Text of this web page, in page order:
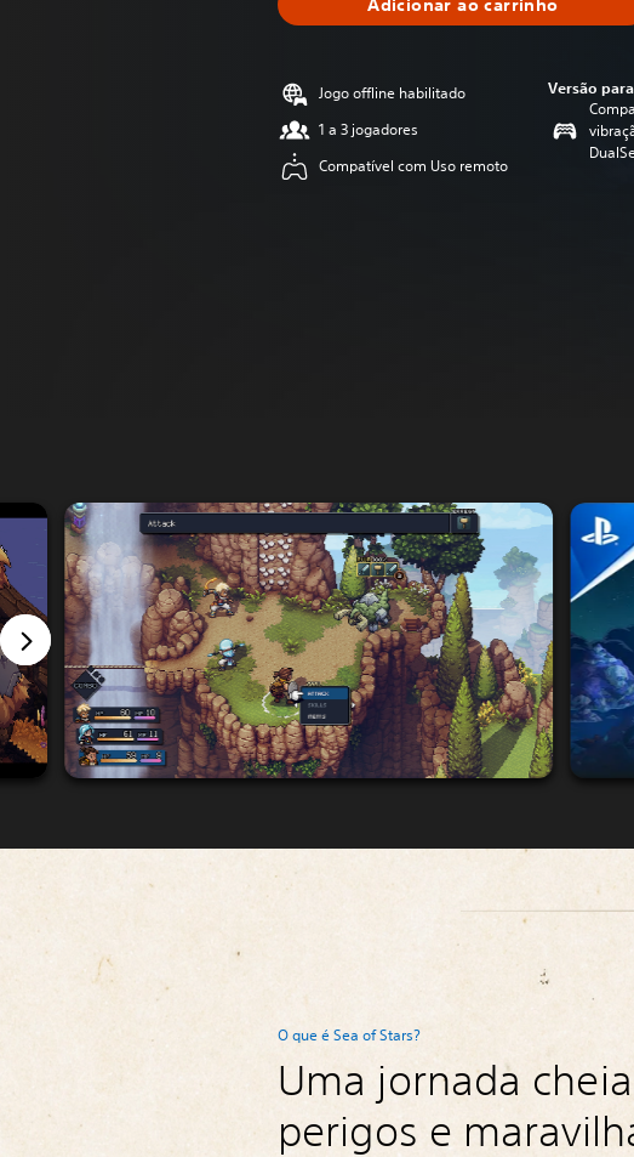
Jogo offline habilitado
1 a 3 jogadores
Compatível com Uso remoto
Versão
O que é Sea of Stars?
Uma jornada
perigos e